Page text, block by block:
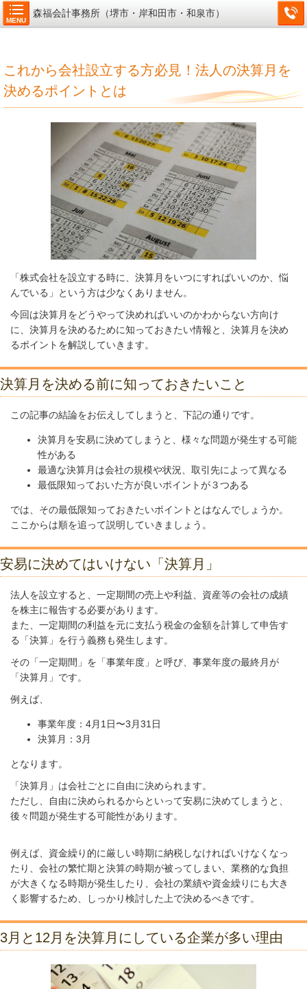
MENU
森福会計事務所（堺市・岸和田市・和泉市）
これから会社設立する方必見！法人の決算月を
決めるポイントとは
「株式会社を設立する時に、決算月をいつにすればいいのか、悩
んでいる」という方は少なくありません。
今回は決算月をどうやって決めればいいのかわからない方向け
に、決算月を決めるために知っておきたい情報と、決算月を決め
るポイントを解説していきます。
決算月を決める前に知っておきたいこと
この記事の結論をお伝えしてしまうと、下記の通りです。
決算月を安易に決めてしまうと、様々な問題が発生する可能
性がある
最適な決算月は会社の規模や状況、取引先によって異なる
最低限知っておいた方が良いポイントが３つある
では、その最低限知っておきたいポイントとはなんでしょうか。
ここからは順を追って説明していきましょう。
安易に決めてはいけない「決算月」
法人を設立すると、一定期間の売上や利益、資産等の会社の成績
を株主に報告する必要があります。
また、一定期間の利益を元に支払う税金の金額を計算して申告す
る「決算」を行う義務も発生します。
その「一定期間」を「事業年度」と呼び、事業年度の最終月が
「決算月」です。
例えば、
事業年度：4月1日〜3月31日
決算月：3月
となります。
「決算月」は会社ごとに自由に決められます。
ただし、自由に決められるからといって安易に決めてしまうと、
後々問題が発生する可能性があります。
例えば、資金繰り的に厳しい時期に納税しなければいけなくなっ
たり、会社の繁忙期と決算の時期が被ってしまい、業務的な負担
が大きくなる時期が発生したり、会社の業績や資金繰りにも大き
く影響するため、しっかり検討した上で決めるべきです。
3月と12月を決算月にしている企業が多い理由